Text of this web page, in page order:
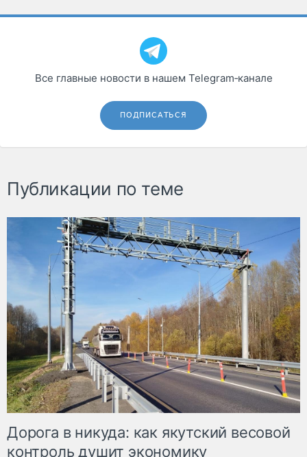
Все главные новости в нашем Telegram‑канале
ПОДПИСАТЬСЯ
Публикации по теме
Дорога в никуда: как якутский весовой
контроль душит экономику